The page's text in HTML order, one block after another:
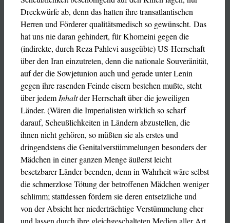
Dreckwürfe ab, denn das hatten ihre transatlantischen
Herren und Förderer qualitätsmedisch so gewünscht. Das
hat uns nie daran gehindert, für Khomeini gegen die
(indirekte, durch Reza Pahlevi ausgeübte) US-Herrschaft
über den Iran einzutreten, denn die nationale Souveränität,
auf der die Sowjetunion auch und gerade unter Lenin
gegen ihre rasenden Feinde eisern bestehen mußte, steht
über jedem Inhaltder Herrschaft über die jeweiligen
Länder. (Wären die Imperialisten wirklich so scharf
darauf, Scheußlichkeiten in Ländern abzustellen, die
ihnen nicht gehören, so müßten sie als erstes und
dringendstens die Genitalverstümmelungen besonders der
Mädchen in einer ganzen Menge äußerst leicht
besetzbarer Länder beenden, denn in Wahrheit wäre selbst
die schmerzlose Tötung der betroffenen Mädchen weniger
schlimm; stattdessen fördern sie deren entsetzliche und
von der Absicht her niederträchtige Verstümmelung eher
und lassen durch ihre gleichgeschalteten Medien aller Art